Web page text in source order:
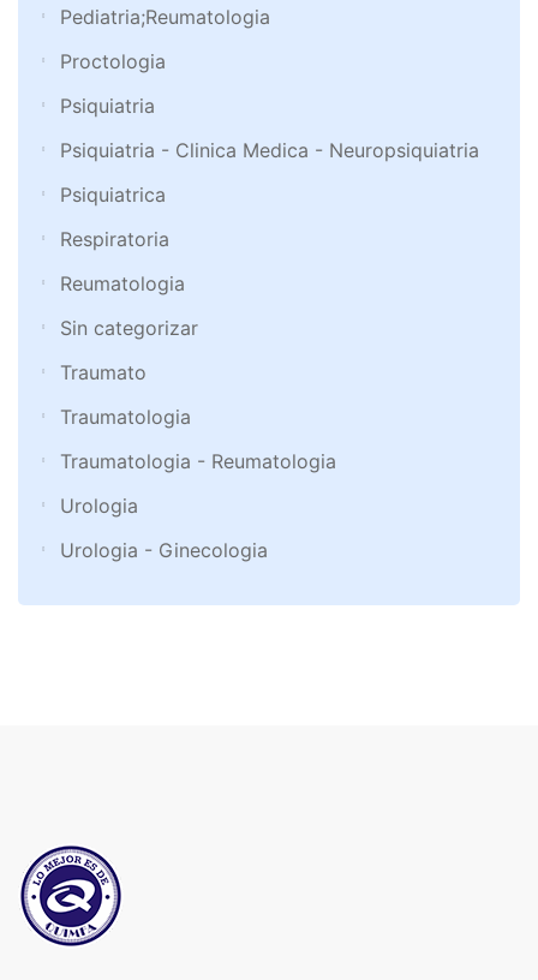
Pediatria;Reumatologia
Proctologia
Psiquiatria
Psiquiatria - Clinica Medica - Neuropsiquiatria
Psiquiatrica
Respiratoria
Reumatologia
Sin categorizar
Traumato
Traumatologia
Traumatologia - Reumatologia
Urologia
Urologia - Ginecologia